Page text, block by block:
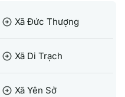
arrow_circle_right Xã Đức Thượng
arrow_circle_right Xã Di Trạch
arrow_circle_right Xã Yên Sở